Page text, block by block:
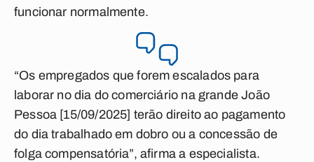
funcionar normalmente.
“Os empregados que forem escalados para
laborar no dia do comerciário na grande João
Pessoa [15/09/2025] terão direito ao pagamento
do dia trabalhado em dobro ou a concessão de
folga compensatória”, afirma a especialista.